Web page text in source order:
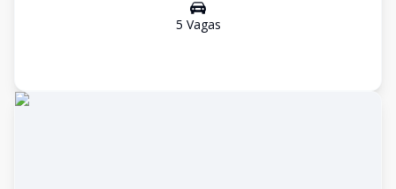
5 Vagas